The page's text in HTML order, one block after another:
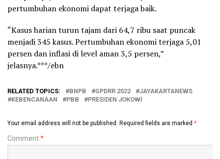
pertumbuhan ekonomi dapat terjaga baik.
“Kasus harian turun tajam dari 64,7 ribu saat puncak
menjadi 345 kasus. Pertumbuhan ekonomi terjaga 5,01
persen dan inflasi di level aman 3,5 persen,”
jelasnya.***/ebn
RELATED TOPICS: BNPB GPDRR 2022
JAYAKARTANEWS
KEBENCANAAN
PBB PRESIDEN JOKOWI
Your email address will not be published. Required fields are marked *
Comment*